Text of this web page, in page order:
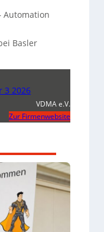
Automation
Basler
3 2026
VDMA e.V.
Zur Firmenwebsite